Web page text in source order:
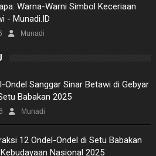
Warna-Warni Simbol Keceriaan
- Munadi.ID
Munadi
Ondel Sanggar Sinar Betawi di Gebyar
Babakan 2025
Munadi
12 Ondel-Ondel di Setu Babakan
Nasional 2025